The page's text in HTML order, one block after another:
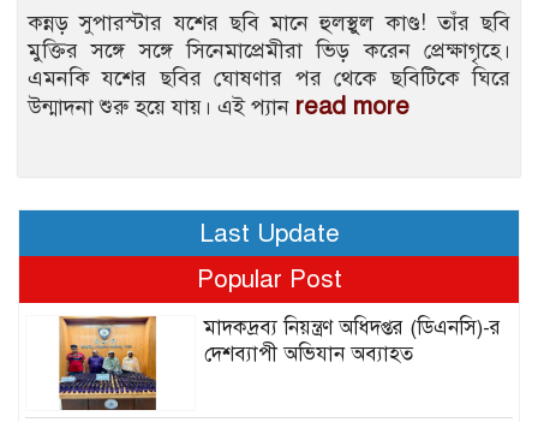
কন্নড় সুপারস্টার যশের ছবি মানে হুলস্থুল কাণ্ড! তাঁর ছবি
মুক্তির সঙ্গে সঙ্গে সিনেমাপ্রেমীরা ভিড় করেন প্রেক্ষাগৃহে।
এমনকি যশের ছবির ঘোষণার পর থেকে ছবিটিকে ঘিরে
উন্মাদনা শুরু হয়ে যায়। এই প্যান read more
Last Update
Popular Post
মাদকদ্রব্য নিয়ন্ত্রণ অধিদপ্তর (ডিএনসি)-র
দেশব্যাপী অভিযান অব্যাহত